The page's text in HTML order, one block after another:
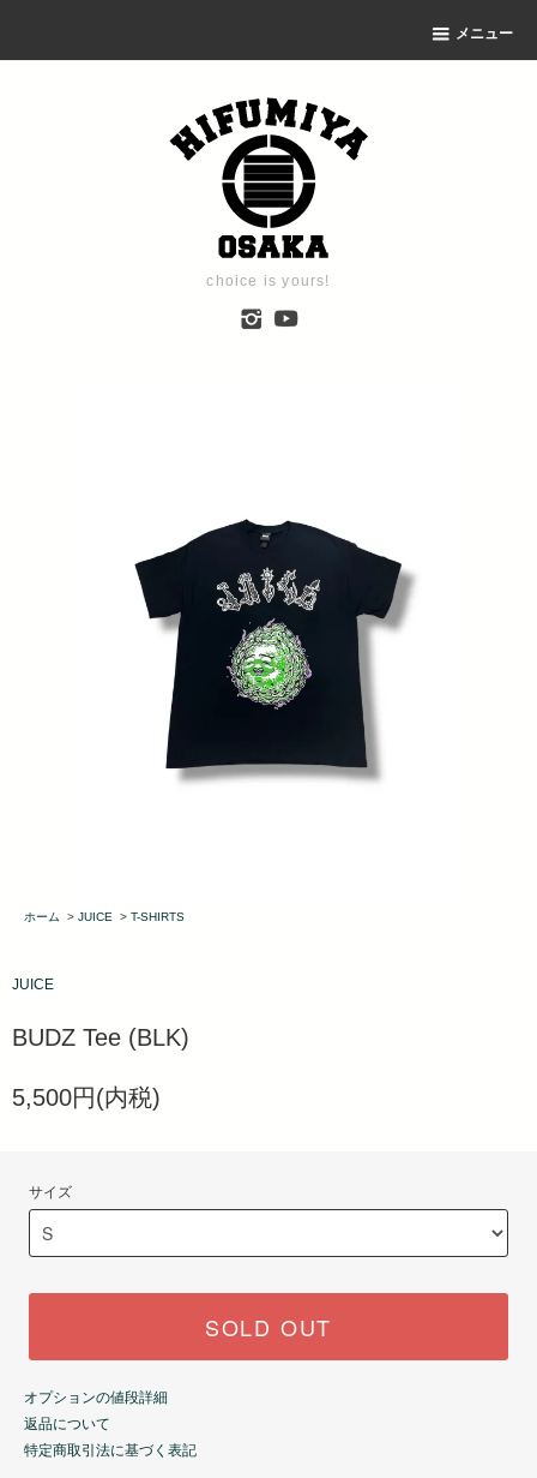
メニュー
choice is yours!
ホーム > JUICE > T-SHIRTS
JUICE
BUDZ Tee (BLK)
5,500円(内税)
サイズ
SOLD OUT
オプションの値段詳細
返品について
特定商取引法に基づく表記